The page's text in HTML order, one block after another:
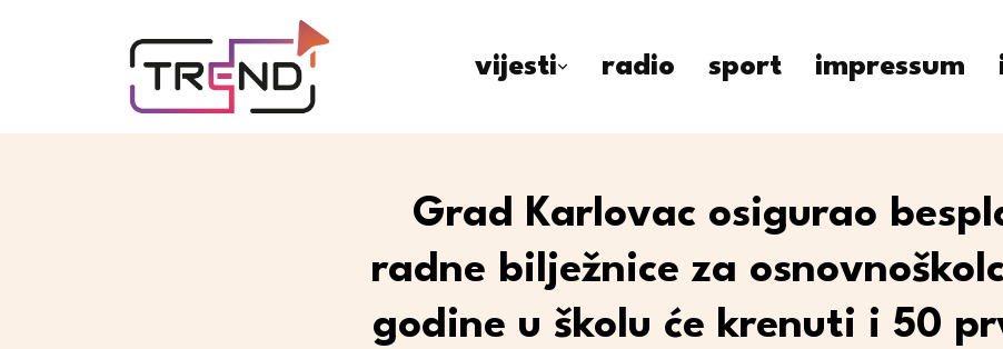
vijesti radio sport impressum
Grad Karlovac osigurao
radne bilježnice za
godine u školu će krenuti i 50